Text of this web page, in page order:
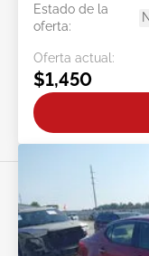
Estado de la
oferta:
Oferta actual:
$1,450